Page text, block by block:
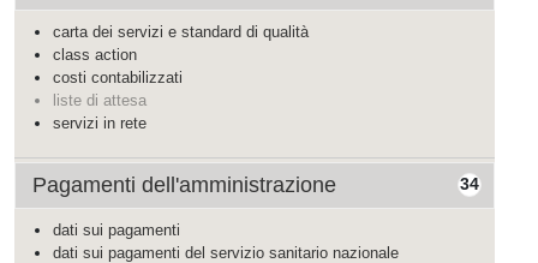
carta dei servizi e standard di qualità
class action
costi contabilizzati
liste di attesa
servizi in rete
34
Pagamenti dell'amministrazione
dati sui pagamenti
dati sui pagamenti del servizio sanitario nazionale